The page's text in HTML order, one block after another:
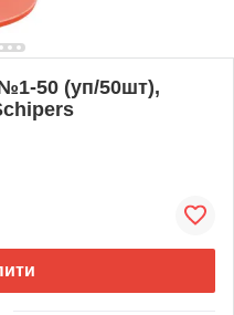
50 (уп/50шт),